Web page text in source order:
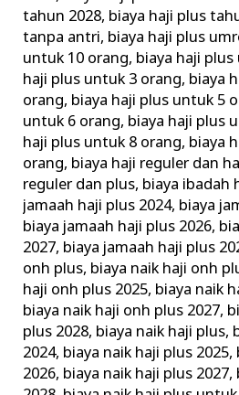
tahun 2028, biaya haji plus
tanpa antri, biaya haji plus
untuk 10 orang, biaya haji
haji plus untuk 3 orang, biaya
orang, biaya haji plus untuk 5
untuk 6 orang, biaya haji plus
haji plus untuk 8 orang, biaya
orang, biaya haji reguler dan
reguler dan plus, biaya ibadah
jamaah haji plus 2024, biaya
biaya jamaah haji plus 2026,
2027, biaya jamaah haji plus
onh plus, biaya naik haji onh
haji onh plus 2025, biaya naik
biaya naik haji onh plus 2027,
plus 2028, biaya naik haji plus,
2024, biaya naik haji plus 2025,
2026, biaya naik haji plus 2027,